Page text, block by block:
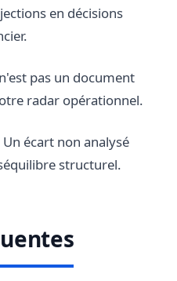
en décisions
n'est pas un document
radar opérationnel.
écart non analysé
structurel.